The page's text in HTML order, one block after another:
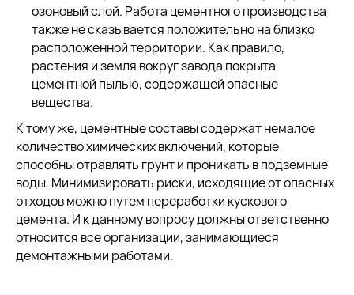
озоновый слой. Работа цементного производства
также не сказывается положительно на близко
расположенной территории. Как правило,
растения и земля вокруг завода покрыта
цементной пылью, содержащей опасные
вещества.
К тому же, цементные составы содержат немалое
количество химических включений, которые
способны отравлять грунт и проникать в подземные
воды. Минимизировать риски, исходящие от опасных
отходов можно путем переработки кускового
цемента. И к данному вопросу должны ответственно
относится все организации, занимающиеся
демонтажными работами.